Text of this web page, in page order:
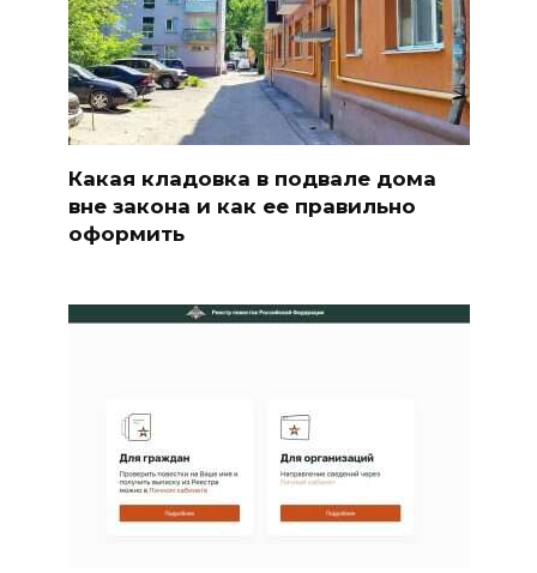
Какая кладовка в подвале дома
вне закона и как ее правильно
оформить